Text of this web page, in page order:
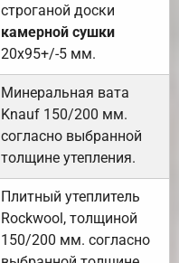
строганой доски
камерной сушки
20х95+/-5 мм.
Минеральная вата
Knauf 150/200 мм.
согласно выбранной
толщине утепления.
Плитный утеплитель
Rockwool, толщиной
150/200 мм. согласно